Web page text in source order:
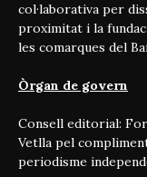
col·laborativa per
proximitat i la
les comarques del
Òrgan de govern
Consell editorial:
Vetlla pel
periodisme